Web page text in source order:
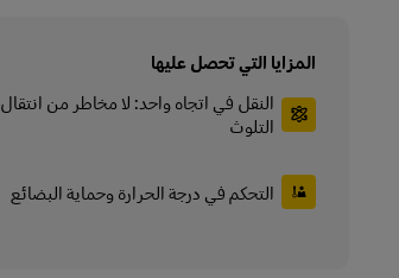
المزايا التي تحصل عليها
النقل في اتجاه واحد: لا مخاطر من انتقال
التلوث
التحكم في درجة الحرارة وحماية البضائع